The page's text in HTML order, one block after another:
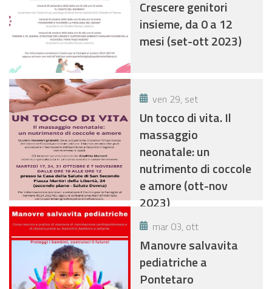
Crescere genitori
insieme, da 0 a 12
mesi (set-ott 2023)
ven 29, set
Un tocco di vita. Il
massaggio
neonatale: un
nutrimento di coccole
e amore (ott-nov
2023)
mar 03, ott
Manovre salvavita
pediatriche a
Pontetaro